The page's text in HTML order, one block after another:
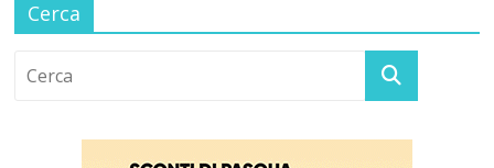
Cerca